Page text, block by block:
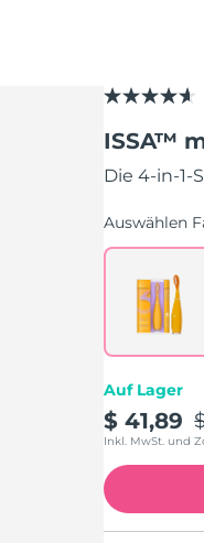
4.6
5
Sternen,
Read
34
Link
derselben
Seite.
ISSA™
Die 4-in-1-
Auswählen
Auf Lager
$ 41,89
Inkl. MwSt. und